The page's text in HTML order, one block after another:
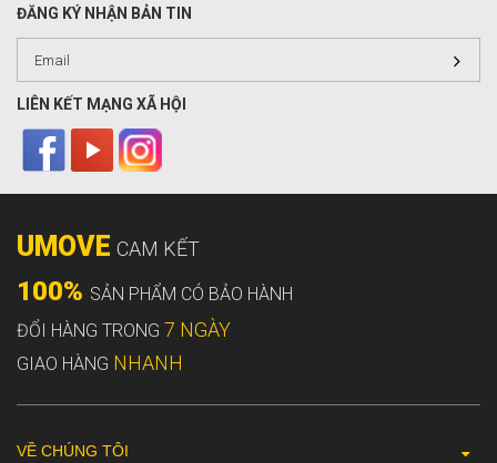
ĐĂNG KÝ NHẬN BẢN TIN
LIÊN KẾT MẠNG XÃ HỘI
UMOVE CAM KẾT
100% SẢN PHẨM CÓ BẢO HÀNH
ĐỔI HÀNG TRONG 7 NGÀY
GIAO HÀNG NHANH
VỀ CHÚNG TÔI